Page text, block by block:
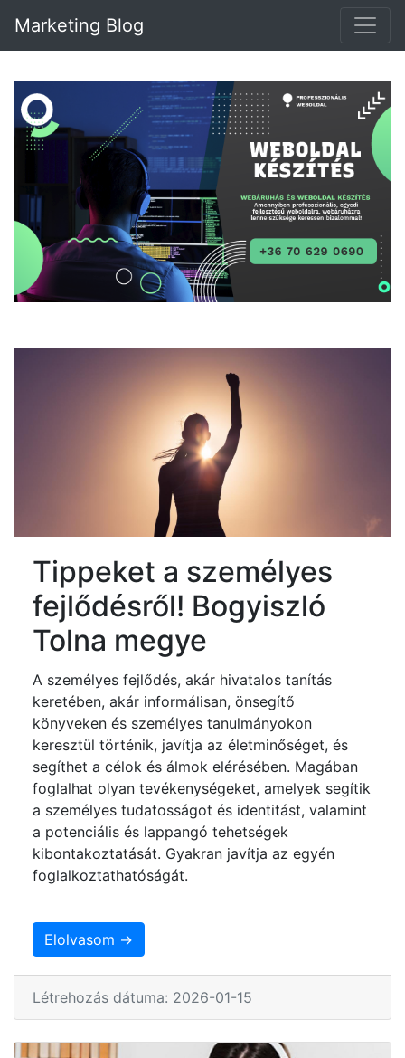
Marketing Blog
Tippeket a személyes
fejlődésről! Bogyiszló
Tolna megye
A személyes fejlődés, akár hivatalos tanítás
keretében, akár informálisan, önsegítő
könyveken és személyes tanulmányokon
keresztül történik, javítja az életminőséget, és
segíthet a célok és álmok elérésében. Magában
foglalhat olyan tevékenységeket, amelyek segítik
a személyes tudatosságot és identitást, valamint
a potenciális és lappangó tehetségek
kibontakoztatását. Gyakran javítja az egyén
foglalkoztathatóságát.
Elolvasom →
Létrehozás dátuma: 2026-01-15